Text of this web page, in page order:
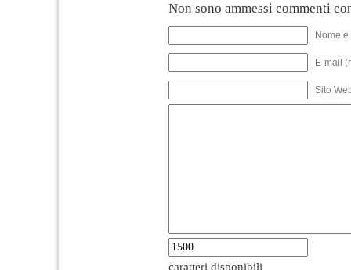
Non sono ammessi commenti
Nome
E-mail
Sito
caratteri disponibili